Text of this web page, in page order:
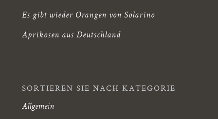
Es gibt wieder Orangen von Solarino
Aprikosen aus Deutschland
SORTIEREN SIE NACH KATEGORIE
Allgemein